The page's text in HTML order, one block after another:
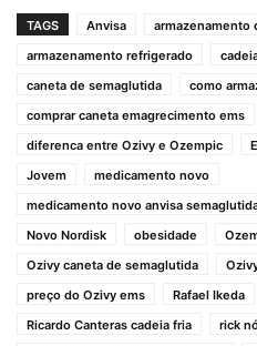
TAGS Anvisa
armazenamento
armazenamento refrigerado
caneta de semaglutida
como
comprar caneta emagrecimento ems
diferenca entre Ozivy e Ozempic
Jovem
medicamento novo
medicamento novo anvisa
Novo Nordisk
obesidade
Ozivy caneta de semaglutida
preço do Ozivy ems
Rafael Ikeda
Ricardo Canteras cadeia fria
rick